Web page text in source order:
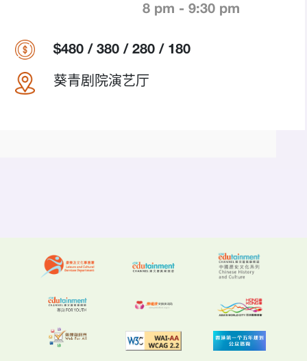
8 pm - 9:30 pm
$480 / 380 / 280 / 180
葵青剧院演艺厅